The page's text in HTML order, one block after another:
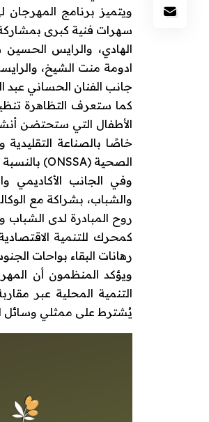
ويتميز برنامج المهرجان
سهرات فنية كبرى
الهادي، والرايس
ادومة منت الشيخ،
جانب الفنان الحساني عبد
كما ستعرف التظاهرة
الأطفال التي ستحتضن
خاصًا بالصناعة
الصحية (ONSSA) بالنسبة للمنتوجات الغذائية.
وفي الجانب الأكاديمي
روح المبادرة لدى
كمحرك للتنمية
رهانات البقاء بواحات
ويؤكد المنظمون أن
التنمية المحلية عبر
يُشترط على ممثلي وسائل